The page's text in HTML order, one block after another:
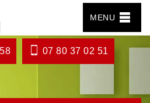
MENU
07 80 37 02 51